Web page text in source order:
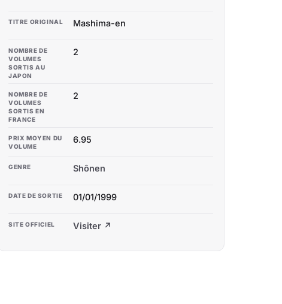
TITRE ORIGINAL Mashima-en
NOMBRE DE
VOLUMES
SORTIS AU
JAPON
2
NOMBRE DE
VOLUMES
SORTIS EN
FRANCE
2
PRIX MOYEN DU
VOLUME
6.95
GENRE Shônen
DATE DE SORTIE 01/01/1999
SITE OFFICIEL Visiter ↗